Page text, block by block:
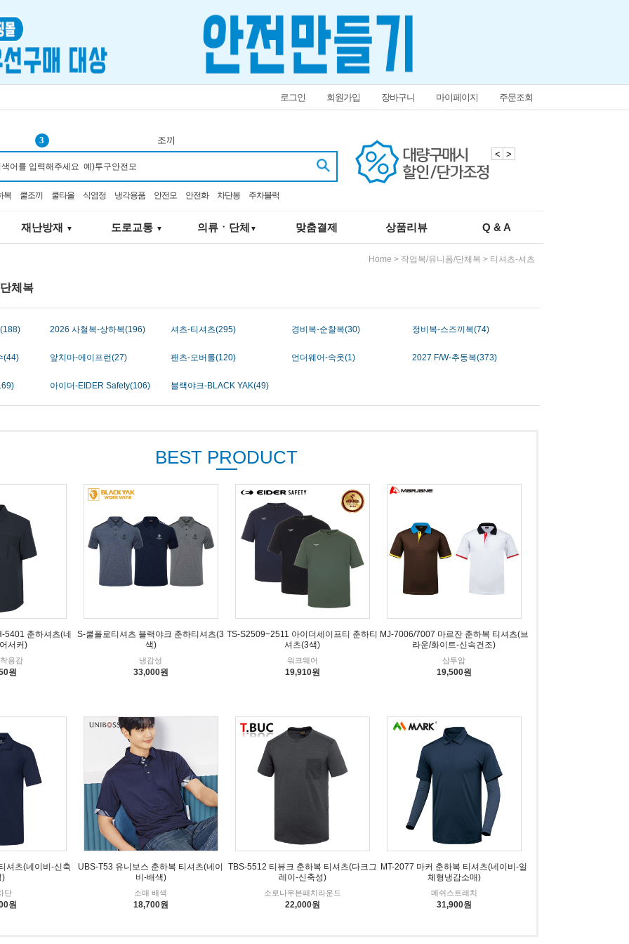
로그인 회원가입 장바구니 마이페이지 주문조회
3
조끼
6
추락
8
코브
2
K2-106
복 쿨조끼 쿨타올 식염정 냉각용품 안전모 안전화 차단봉 주차블럭
< >
재난방재 ▼ 도로교통 ▼ 의류ㆍ단체 ▼ 맞춤결제 상품리뷰 Q & A
Home > 작업복/유니폼/단체복 > 티셔츠-셔츠
체복
2026 사철복-상하복(196) 셔츠-티셔츠(295) 경비복-순찰복(30) 정비복-스즈끼복(74)
(44) 앞치마-에이프런(27) 팬츠-오버롤(120) 언더웨어-속옷(1) 2027 F/W-추동복(373)
아이더-EIDER Safety(106) 블랙야크-BLACK YAK(49)
BEST PRODUCT
5401 춘하셔츠(네
서커)
용감
원
S-쿨폴로티셔츠 블랙야크 춘하티셔츠(3
색)
냉감성
33,000원
TS-S2509~2511 아이더세이프티 춘하티
셔츠(3색)
워크웨어
19,910원
MJ-7006/7007 마르잔 춘하복 티셔츠(브
라운/화이트-신속건조)
삼투압
19,500원
셔츠(네이비-신축
)
단
원
UBS-T53 유니보스 춘하복 티셔츠(네이
비-배색)
소매 배색
18,700원
TBS-5512 티뷰크 춘하복 티셔츠(다크그
레이-신축성)
소로나우븐패치라운드
22,000원
MT-2077 마커 춘하복 티셔츠(네이비-일
체형냉감소매)
메쉬스트레치
31,900원